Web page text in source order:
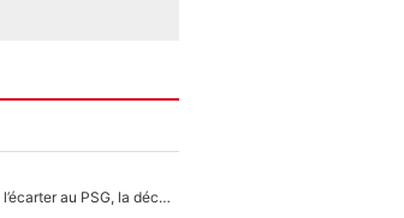
Bradley Barcola : Luis Enrique prêt à l’écarter au PSG, la décision qui va accélérer son transfert à Liverpool ?